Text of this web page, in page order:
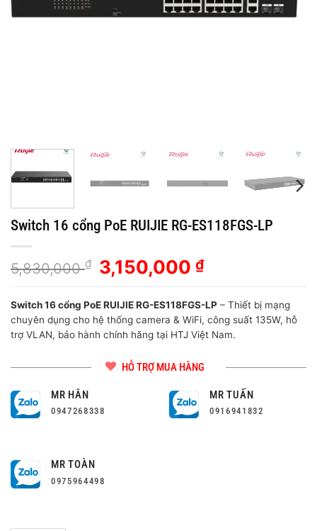
Switch 16 cổng PoE RUIJIE RG-ES118FGS-LP
5,830,000₫
Giá
gốc
là:
5,830,000 ₫.
3,150,000₫Giá
tại
là:
3,150,000 ₫.
Switch 16 cổng PoE RUIJIE RG-ES118FGS-LP – Thiết bị mạng
chuyên dụng cho hệ thống camera & WiFi, công suất 135W, hỗ
trợ VLAN, bảo hành chính hãng tại HTJ Việt Nam.
HỖ TRỢ MUA HÀNG
MR HÂN
0947268338
MR TUẤN
0916941832
MR TOÀN
0975964498